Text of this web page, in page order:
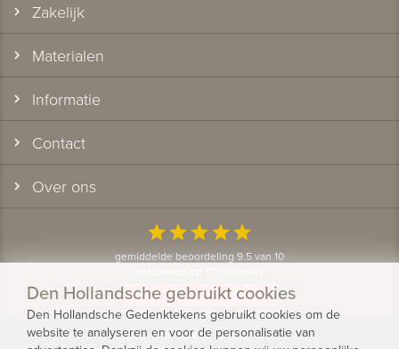
Zakelijk
Materialen
Informatie
Contact
Over ons
starstarstarstarstar
gemiddelde beoordeling 9.5 van 10
Bekijk alle klantervaringen
© 2026 - Den Hollandsche Gedenktekens
Den Hollandsche gebruikt cookies
Den Hollandsche Gedenktekens gebruikt cookies om de
website te analyseren en voor de personalisatie van